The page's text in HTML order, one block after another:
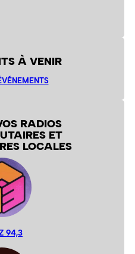
À VENIR
RADIOS
ET
LOCALES
94,3